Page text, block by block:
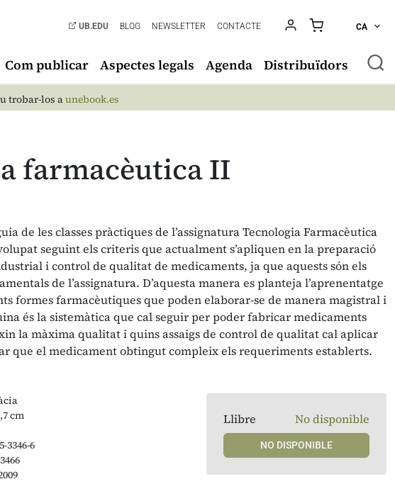
UB.EDU BLOG NEWSLETTER CONTACTE CA
Com publicar Aspectes legals Agenda Distribuïdors
trobar-los aunebook.es
farmacèutica II
de les classes pràctiques de l’assignatura Tecnologia Farmacèutica
seguint els criteris que actualment s’apliquen en la preparació
i control de qualitat de medicaments, ja que aquests són els
de l’assignatura. D’aquesta manera es planteja l’aprenentatge
formes farmacèutiques que poden elaborar-se de manera magistral i
és la sistemàtica que cal seguir per poder fabricar medicaments
la màxima qualitat i quins assaigs de control de qualitat cal aplicar
que el medicament obtingut compleix els requeriments establerts.
cm
3346-6
Llibre No disponible
NO DISPONIBLE